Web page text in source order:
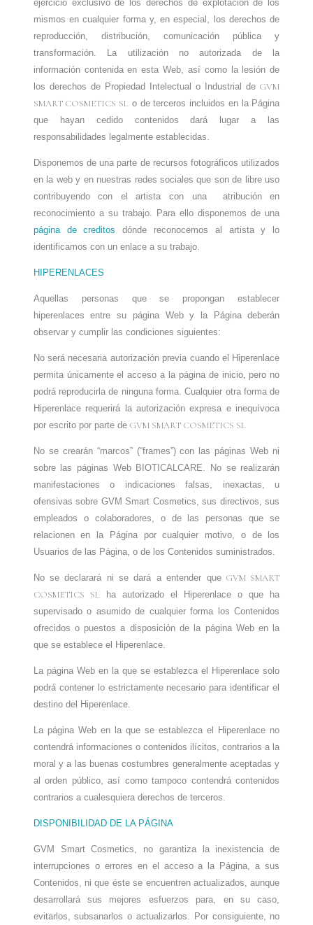
ejercicio exclusivo de los derechos de explotación de los
mismos en cualquier forma y, en especial, los derechos de
reproducción, distribución, comunicación pública y
transformación. La utilización no autorizada de la
información contenida en esta Web, así como la lesión de
los derechos de Propiedad Intelectual o Industrial de GVM
SMART COSMETICS SL o de terceros incluidos en la Página
que hayan cedido contenidos dará lugar a las
responsabilidades legalmente establecidas.
Disponemos de una parte de recursos fotográficos utilizados
en la web y en nuestras redes sociales que son de libre uso
contribuyendo con el artista con una atribución en
reconocimiento a su trabajo. Para ello disponemos de una
página de creditos dónde reconocemos al artista y lo
identificamos con un enlace a su trabajo.
HIPERENLACES
Aquellas personas que se propongan establecer
hiperenlaces entre su página Web y la Página deberán
observar y cumplir las condiciones siguientes:
No será necesaria autorización previa cuando el Hiperenlace
permita únicamente el acceso a la página de inicio, pero no
podrá reproducirla de ninguna forma. Cualquier otra forma de
Hiperenlace requerirá la autorización expresa e inequívoca
por escrito por parte deGVM SMART COSMETICS SL
No se crearán “marcos” (“frames”) con las páginas Web ni
sobre las páginas Web BIOTICALCARE. No se realizarán
manifestaciones o indicaciones falsas, inexactas, u
ofensivas sobre GVM Smart Cosmetics,sus directivos, sus
empleados o colaboradores, o de las personas que se
relacionen en la Página por cualquier motivo, o de los
Usuarios de las Página, o de los Contenidos suministrados.
No se declarará ni se dará a entender queGVM SMART
COSMETICS SL
ha autorizado el Hiperenlace o que ha
supervisado o asumido de cualquier forma los Contenidos
ofrecidos o puestos a disposición de la página Web en la
que se establece el Hiperenlace.
La página Web en la que se establezca el Hiperenlace solo
podrá contener lo estrictamente necesario para identificar el
destino del Hiperenlace.
La página Web en la que se establezca el Hiperenlace no
contendrá informaciones o contenidos ilícitos, contrarios a la
moral y a las buenas costumbres generalmente aceptadas y
al orden público, así como tampoco contendrá contenidos
contrarios a cualesquiera derechos de terceros.
DISPONIBILIDAD DE LAPÁGINA
GVM Smart Cosmetics, no garantiza la inexistencia de
interrupciones o errores en el acceso a la Página, a sus
Contenidos, ni que éste se encuentren actualizados, aunque
desarrollará sus mejores esfuerzos para, en su caso,
evitarlos, subsanarlos o actualizarlos. Por consiguiente, no